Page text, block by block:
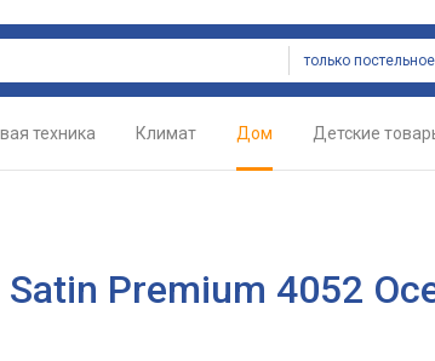
техника Климат Дом Детские
Premium 4052